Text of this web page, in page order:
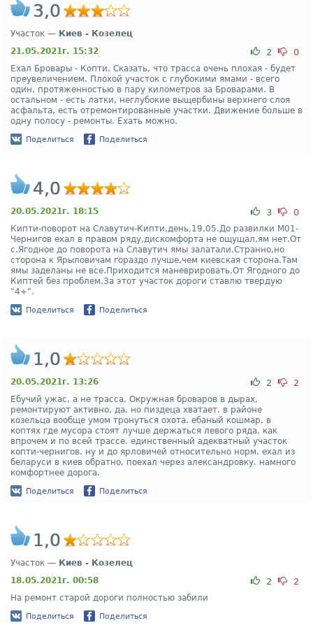
3,0
Участок — Киев - Козелец
21.05.2021г. 15:32
2 0
Ехал Бровары - Копти. Сказать, что трасса очень плохая - будет
преувеличением. Плохой участок с глубокими ямами - всего
один, протяженностью в пару километров за Броварами. В
остальном - есть латки, неглубокие выщербины верхнего слоя
асфальта, есть отремонтированные участки. Движение больше в
одну полосу - ремонты. Ехать можно.
Поделиться Поделиться
4,0
20.05.2021г. 18:15 3 0
Кипти-поворот на Славутич-Кипти,день,19.05.До развилки М01-
Чернигов ехал в правом ряду,дискомфорта не ощущал,ям нет.От
с.Ягодное до поворота на Славутич ямы залатали.Странно,но
сторона к Ярыловичам гораздо лучше,чем киевская сторона.Там
ямы заделаны не все.Приходится маневрировать.От Ягодного до
Киптей без проблем.За этот участок дороги ставлю твердую
"4+".
Поделиться Поделиться
1,0
20.05.2021г. 13:26 2 2
Ебучий ужас, а не трасса. Окружная броваров в дырах,
ремонтируют активно, да. но пиздеца хватает. в районе
козельца вообще умом тронуться охота. ебаный кошмар. в
коптях где мусора стоят лучше держаться левого ряда, как
впрочем и по всей трассе. единственный адекватный участок
копти-чернигов. ну и до ярловичей относительно норм. ехал из
беларуси в киев обратно, поехал через александровку. намного
комфортнее дорога.
Поделиться Поделиться
1,0
Участок — Киев - Козелец
18.05.2021г. 00:58
2 2
На ремонт старой дороги полностью забили
Поделиться Поделиться